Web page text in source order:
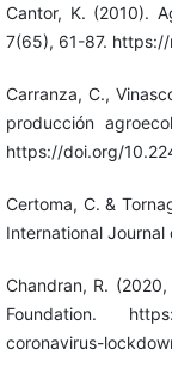
Cantor, K. (2010).
7(65), 61-87.
Carranza, C.,
producción
https://doi.org/
Certoma, C. &
International
Chandran, R.
Foundation.
coronavirus-